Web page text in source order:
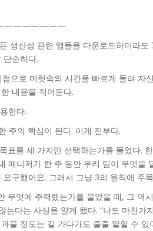
생산성 관련 앱들을 다운로드하더라
단순하다.
으로 머릿속의 시간을 빠르게 돌려 자
내용을 적어둔다.
한다.
주의 핵심이 된다. 이게 전부다.
표를 세 가지만 선택하는가를 물었다.
매니저가 한 주 동안 우리 팀이 무엇을
구했어요. 그래서 그냥 3의 원칙에 주
무엇에 주력했는가를 물었을 때, 그 역
다는 사실을 알게 됐다. “나도 마찬가
물 정도는 길 가다가도 줄줄 말할 수